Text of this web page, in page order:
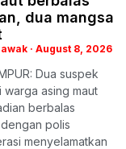
dua mangsa
August 8, 2026
Dua suspek
asing maut
berbalas
polis
menyelamatkan